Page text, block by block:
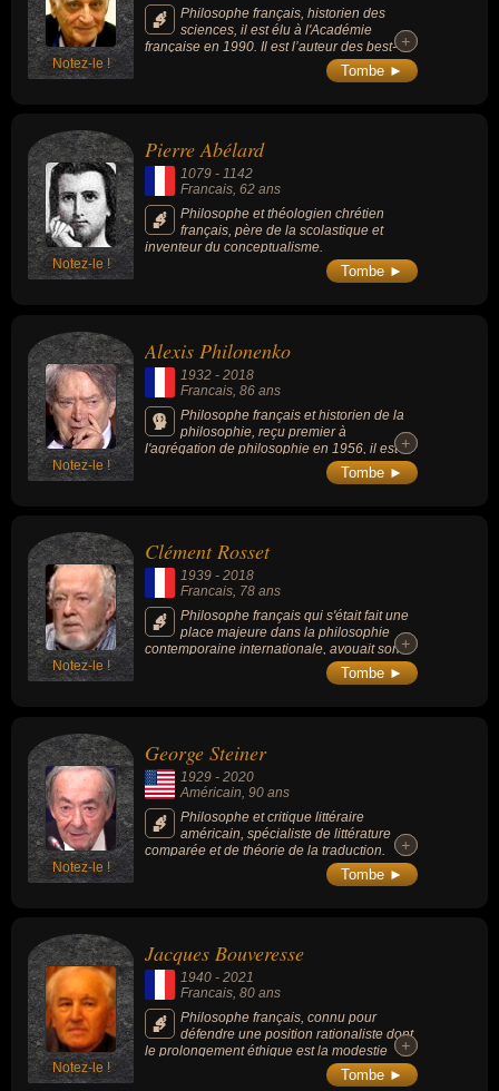
Notez-le !
Philosophe français, historien des
sciences, il est élu à l'Académie
française en 1990. Il est l’auteur des best-
sellers « Les Cinq Sens » (1985), « Petite
Poucette » (2012), « Le Gaucher boiteux »
+
+
Tombe ►
Notez-le !
Pierre Abélard
1079 - 1142
Francais, 62 ans
Philosophe et théologien chrétien
français, père de la scolastique et
inventeur du conceptualisme.
Tombe ►
Notez-le !
Alexis Philonenko
1932 - 2018
Francais , 86 ans
Philosophe français et historien de la
philosophie, reçu premier à
l'agrégation de philosophie en 1956, il est
professeur émérite à l’université de Caen,
Genève et Rouen. Spécialiste de
+
+
Tombe ►
Notez-le !
Clément Rosset
1939 - 2018
Francais, 78 ans
Philosophe français qui s'était fait une
place majeure dans la philosophie
contemporaine internationale, avouait son
dédain pour l'actualité et avait entrepris de
réfuter toutes les illusions que les hommes
+
+
Tombe ►
Notez-le !
George Steiner
1929 - 2020
Américain , 90 ans
Philosophe et critique littéraire
américain, spécialiste de littérature
comparée et de théorie de la traduction.
Auteur de nombreux essais sur la théorie du
langage et de la traduction et sur la
Literary Supplement. Parmi ses oeuvres
connues : « La Mort de la tragédie » (1961),
« Après Babel » (1975), « Réelles présences
» (1986) ou « Le transport de A.H. » (1982).
+
+
Tombe ►
Notez-le !
Jacques Bouveresse
1940 - 2021
Francais, 80 ans
Philosophe français, connu pour
défendre une position rationaliste dont
le prolongement éthique est la modestie
intellectuelle (influencé par Ludwig
Wittgenstein, le cercle de Vienne et la
+
+
Tombe ►